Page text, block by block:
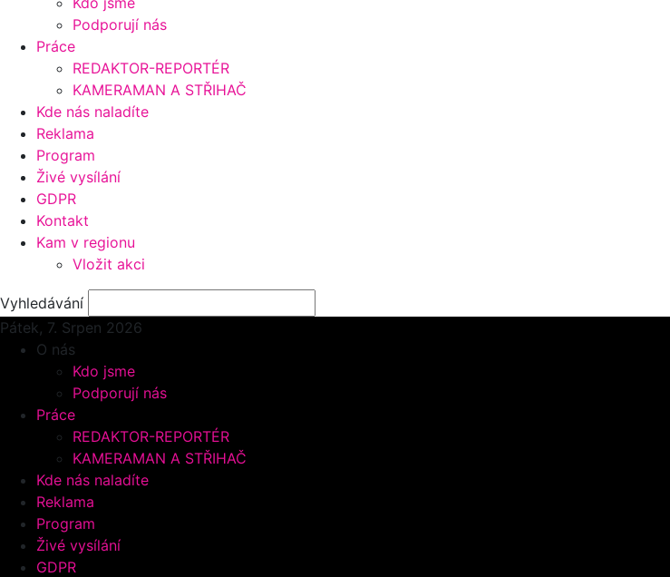
Podporují nás
Práce
REDAKTOR-REPORTÉR
KAMERAMAN A STŘIHAČ
Kde nás naladíte
Reklama
Program
Živé vysílání
GDPR
Kontakt
Kam v regionu
Vložit akci
Vyhledávání
Pátek, 7. Srpen 2026
O nás
Kdo jsme
Podporují nás
Práce
REDAKTOR-REPORTÉR
KAMERAMAN A STŘIHAČ
Kde nás naladíte
Reklama
Program
Živé vysílání
GDPR